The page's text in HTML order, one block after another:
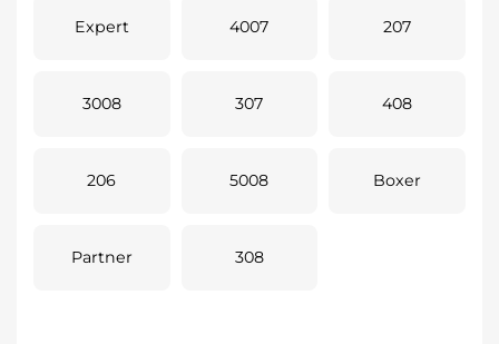
Expert 4007 207
3008 307 408
206 5008 Boxer
Partner 308